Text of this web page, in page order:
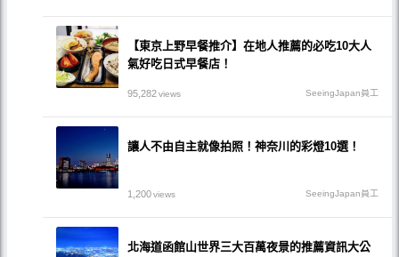
【東京上野早餐推介】在地人推薦的必吃10大人
氣好吃日式早餐店！
95,282views SeeingJapan員工
讓人不由自主就像拍照！神奈川的彩燈10選！
1,200views SeeingJapan員工
北海道函館山世界三大百萬夜景的推薦資訊大公